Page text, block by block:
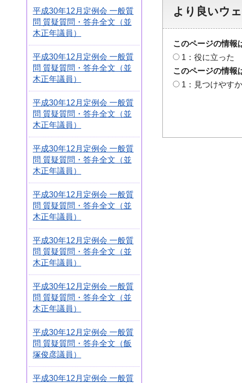
平成30年12月定例会 一般質
問 質疑質問・答弁全文（並
木正年議員）
平成30年12月定例会 一般質
問 質疑質問・答弁全文（並
木正年議員）
平成30年12月定例会 一般質
問 質疑質問・答弁全文（並
木正年議員）
平成30年12月定例会 一般質
問 質疑質問・答弁全文（並
木正年議員）
平成30年12月定例会 一般質
問 質疑質問・答弁全文（並
木正年議員）
平成30年12月定例会 一般質
問 質疑質問・答弁全文（並
木正年議員）
平成30年12月定例会 一般質
問 質疑質問・答弁全文（並
木正年議員）
平成30年12月定例会 一般質
問 質疑質問・答弁全文（飯
塚俊彦議員）
平成30年12月定例会 一般質
より良いウ
このページの情報
1：役に立った
このページの情報
1：見つけやす